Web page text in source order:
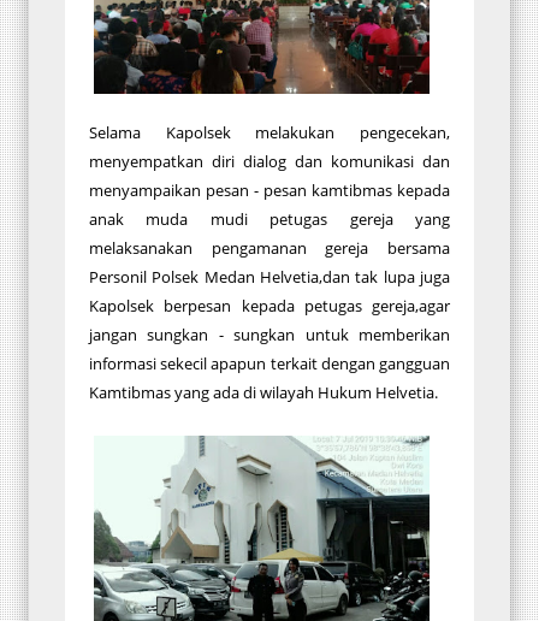
Selama Kapolsek melakukan pengecekan,
menyempatkan diri dialog dan komunikasi dan
menyampaikan pesan - pesan kamtibmas kepada
anak muda mudi petugas gereja yang
melaksanakan pengamanan gereja bersama
Personil Polsek Medan Helvetia,dan tak lupa juga
Kapolsek berpesan kepada petugas gereja,agar
jangan sungkan - sungkan untuk memberikan
informasi sekecil apapun terkait dengan gangguan
Kamtibmas yang ada di wilayah Hukum Helvetia.